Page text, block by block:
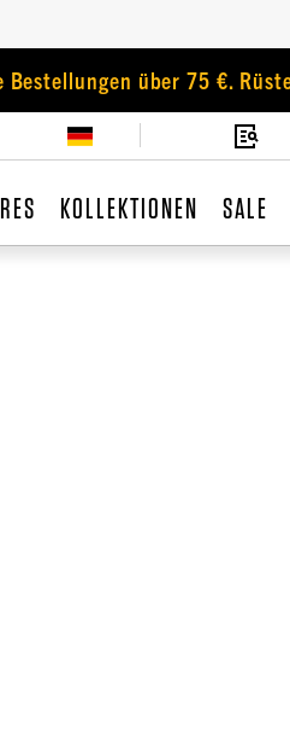
über 75 €.
KOLLEKTIONEN SALE